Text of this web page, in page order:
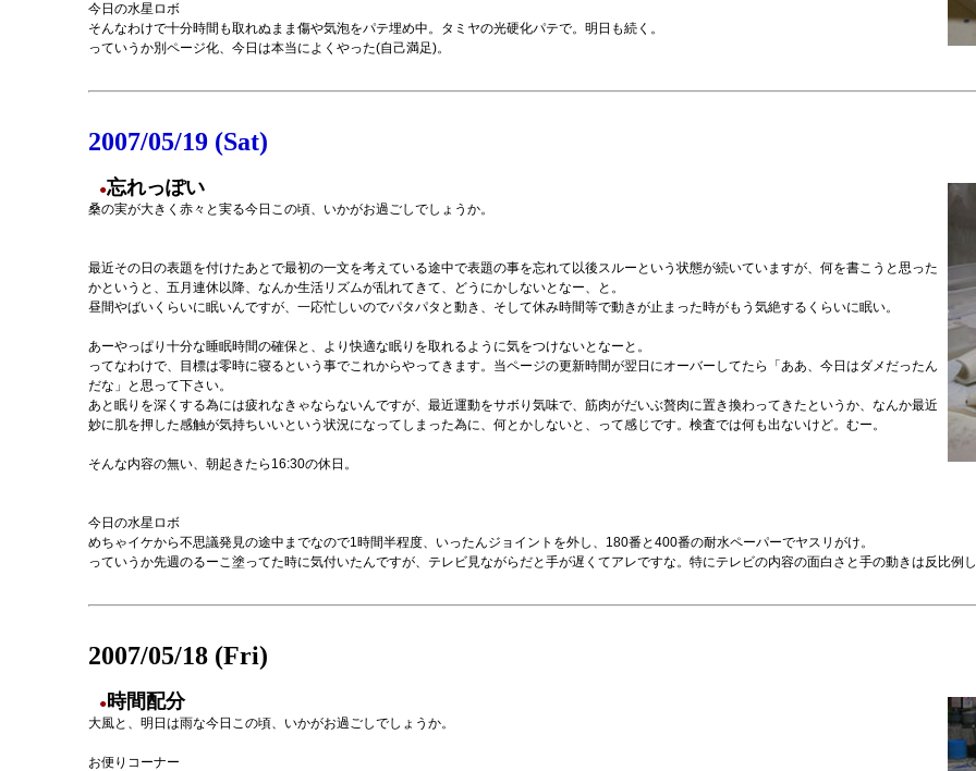
今日の水星ロボ
そんなわけで十分時間も取れぬまま傷や気泡をパテ埋め中。タミヤの光硬化パテで。明日も続く。
っていうか別ページ化、今日は本当によくやった(自己満足)。
2007/05/19 (Sat)
●忘れっぽい
桑の実が大きく赤々と実る今日この頃、いかがお過ごしでしょうか。
最近その日の表題を付けたあとで最初の一文を考えている途中で表題の事を忘れて以後スルーという状態が続いていますが、何を書こうと思った
かというと、五月連休以降、なんか生活リズムが乱れてきて、どうにかしないとなー、と。
昼間やばいくらいに眠いんですが、一応忙しいのでパタパタと動き、そして休み時間等で動きが止まった時がもう気絶するくらいに眠い。
あーやっぱり十分な睡眠時間の確保と、より快適な眠りを取れるように気をつけないとなーと。
ってなわけで、目標は零時に寝るという事でこれからやってきます。当ページの更新時間が翌日にオーバーしてたら「ああ、今日はダメだったん
だな」と思って下さい。
あと眠りを深くする為には疲れなきゃならないんですが、最近運動をサボり気味で、筋肉がだいぶ贅肉に置き換わってきたというか、なんか最近
妙に肌を押した感触が気持ちいいという状況になってしまった為に、何とかしないと、って感じです。検査では何も出ないけど。むー。
そんな内容の無い、朝起きたら16:30の休日。
今日の水星ロボ
めちゃイケから不思議発見の途中までなので1時間半程度、いったんジョイントを外し、180番と400番の耐水ペーパーでヤスリがけ。
っていうか先週のるーこ塗ってた時に気付いたんですが、テレビ見ながらだと手が遅くてアレですな。特にテレビの内容の面白さと手の動きは反比例
2007/05/18 (Fri)
●時間配分
大風と、明日は雨な今日この頃、いかがお過ごしでしょうか。
お便りコーナー